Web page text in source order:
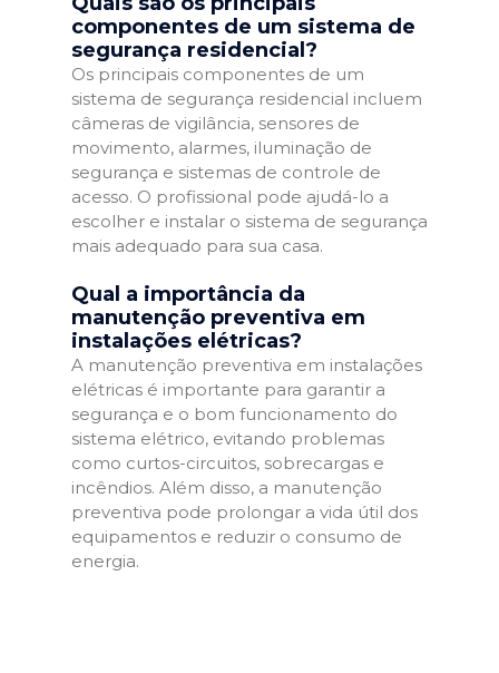
componentes de um sistema de
segurança residencial?
Os principais componentes de um
sistema de segurança residencial incluem
câmeras de vigilância, sensores de
movimento, alarmes, iluminação de
segurança e sistemas de controle de
acesso. O profissional pode ajudá-lo a
escolher e instalar o sistema de segurança
mais adequado para sua casa.
Qual a importância da
manutenção preventiva em
instalações elétricas?
A manutenção preventiva em instalações
elétricas é importante para garantir a
segurança e o bom funcionamento do
sistema elétrico, evitando problemas
como curtos-circuitos, sobrecargas e
incêndios. Além disso, a manutenção
preventiva pode prolongar a vida útil dos
equipamentos e reduzir o consumo de
energia.